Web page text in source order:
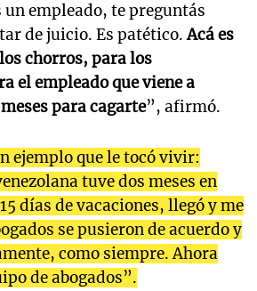
un empleado, te preguntás
de juicio. Es patético.Acá es
chorros, para los
el empleado que viene a
para cagarte”, afirmó.
ejemplo que le tocó vivir:
tuve dos meses en
días de vacaciones, llegó y me
se pusieron de acuerdo y
como siempre. Ahora
de abogados”.